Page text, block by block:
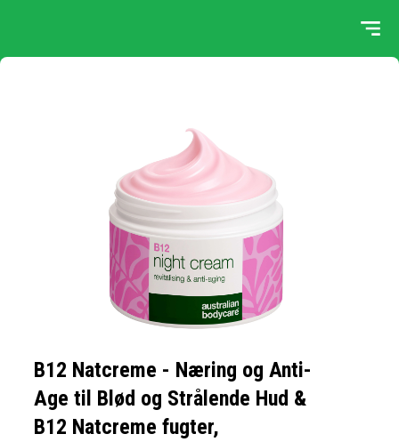
B12 Natcreme - Næring og Anti-
Age til Blød og Strålende Hud &
B12 Natcreme fugter,